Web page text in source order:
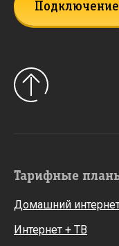
Подключение
Тарифные
Домашний
Интернет + ТВ